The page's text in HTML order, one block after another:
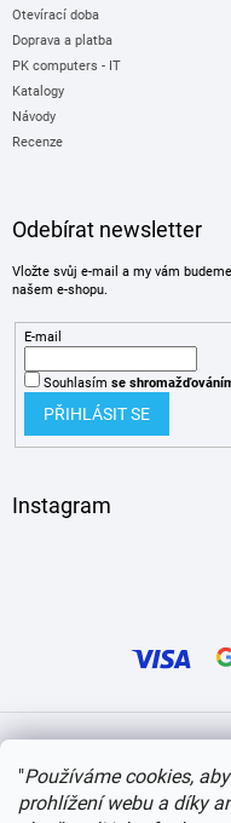
"Používáme cookies,
prohlížení webu a díky
Otevírací doba
Doprava a platba
PK computers - IT
Katalogy
Návody
Recenze
Odebírat newsletter
Vložte svůj e-mail a my vám
našem e-shopu.
E-mail
Souhlasím se
PŘIHLÁSIT SE
Instagram
Copyright 2026 itvlaky.cz .